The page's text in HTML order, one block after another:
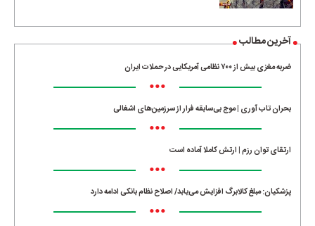
آخرین مطالب
ضربه مغزی بیش از ۷۰۰ نظامی آمریکایی در حملات ایران
•••
بحران تاب آوری | موج بی‌سابقه فرار از سرزمین‌های اشغالی
•••
ارتقای توان رزم | ارتش کاملا آماده است
•••
پزشکیان: مبلغ کالابرگ افزایش می‌یابد/ اصلاح نظام بانکی ادامه دارد
•••